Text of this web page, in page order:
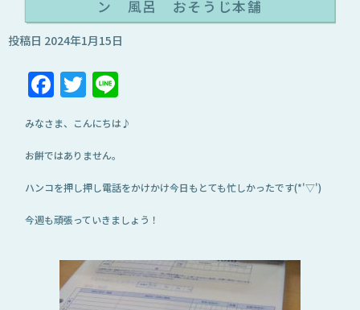
ン 風呂 おそうじ本舗
投稿日 2024年1月15日
Facebook
Twitter
みなさま、こんにちは♪
お餅ではありません。
ハンコを押し押し電話をかけかけ今日もとても忙しかったです(*'▽')
今週も頑張っていきましょう！